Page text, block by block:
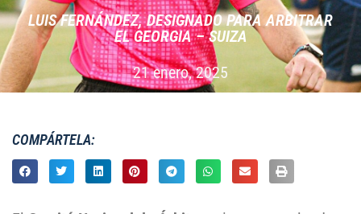
LUIS FERNÁNDEZ, DESIGNADO PARA ARBITRAR
EL GEORGIA – SUIZA
21 enero, 2025
COMPÁRTELA: